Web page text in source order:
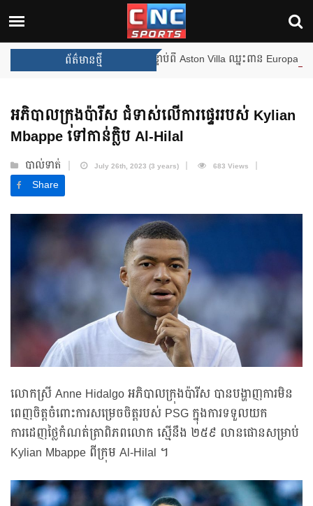
ព័ត៌មានថ្មី
ឈ្នះពានរង្វាន់បន្ថែមទៀត បន្ទាប់ពី Aston Villa ឈ្នះពាន Europa League
អភិបាលក្រុងប៉ារីស ជំទាស់លើការផ្ទេររបស់ Kylian
Mbappe ទៅកាន់ក្លិប Al-Hilal
បាល់ទាត់ July 26th, 2023 (3 years) 683 Views
Share
លោកស្រី Anne Hidalgo អភិបាលក្រុងប៉ារីស បានបង្ហាញការមិន
ពេញចិត្តចំពោះការសម្រេចចិត្តរបស់ PSG ក្នុងការទទួលយក
ការដេញថ្លៃកំណត់ត្រាពិភពលោក ស្មើនឹង ២៥៩ លានផោនសម្រាប់
Kylian Mbappe ពីក្រុម Al-Hilal ។